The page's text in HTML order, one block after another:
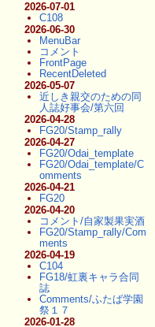
2026-07-01
C108
2026-06-30
MenuBar
コメント
FrontPage
RecentDeleted
2026-05-07
近しき親交のための同
人誌好事会/第六回
2026-04-28
FG20/Stamp_rally
2026-04-27
FG20/Odai_template
FG20/Odai_template/C
omments
2026-04-21
FG20
2026-04-20
コメント/自家製果実酒
FG20/Stamp_rally/Com
ments
2026-04-19
C104
FG18/虹裏キャラ合同
誌
Comments/ふたば学園
祭１７
2026-01-28